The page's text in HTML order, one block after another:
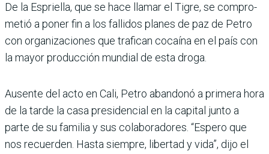
De la Espriella, que se hace llamar el Tigre, se compro­
metió a poner fin a los falli­dos planes de paz de Petro
con organizaciones que tra­fican cocaína en el país con
la mayor producción mundial de esta droga.
Ausente del acto en Cali, Petro abandonó a primera hora
de la tarde la casa pre­sidencial en la capital junto a
parte de su familia y sus cola­boradores. “Espero que
nos recuerden. Hasta siempre, libertad y vida”, dijo el